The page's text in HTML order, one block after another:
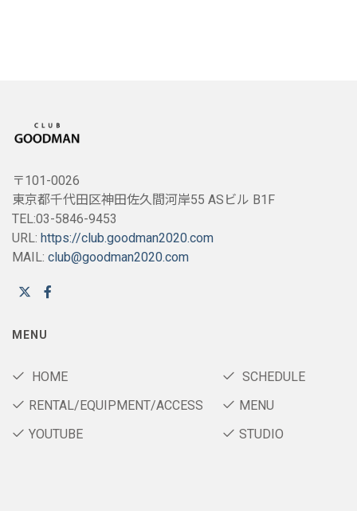
〒101-0026
東京都千代田区神田佐久間河岸55 ASビル B1F
TEL:03-5846-9453
URL: https://club.goodman2020.com
MAIL: club@goodman2020.com
MENU
HOME
SCHEDULE
RENTAL/EQUIPMENT/ACCESS
MENU
YOUTUBE
STUDIO